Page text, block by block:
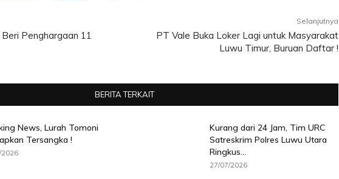
Penghargaan 11
Selanjutnya
PT Vale Buka Loker Lagi untuk Masyarakat
Luwu Timur, Buruan Daftar !
BERITA TERKAIT
News, Lurah Tomoni
Tersangka !
2026
Kurang dari 24 Jam, Tim URC
Satreskrim Polres Luwu Utara
Ringkus...
27/07/2026